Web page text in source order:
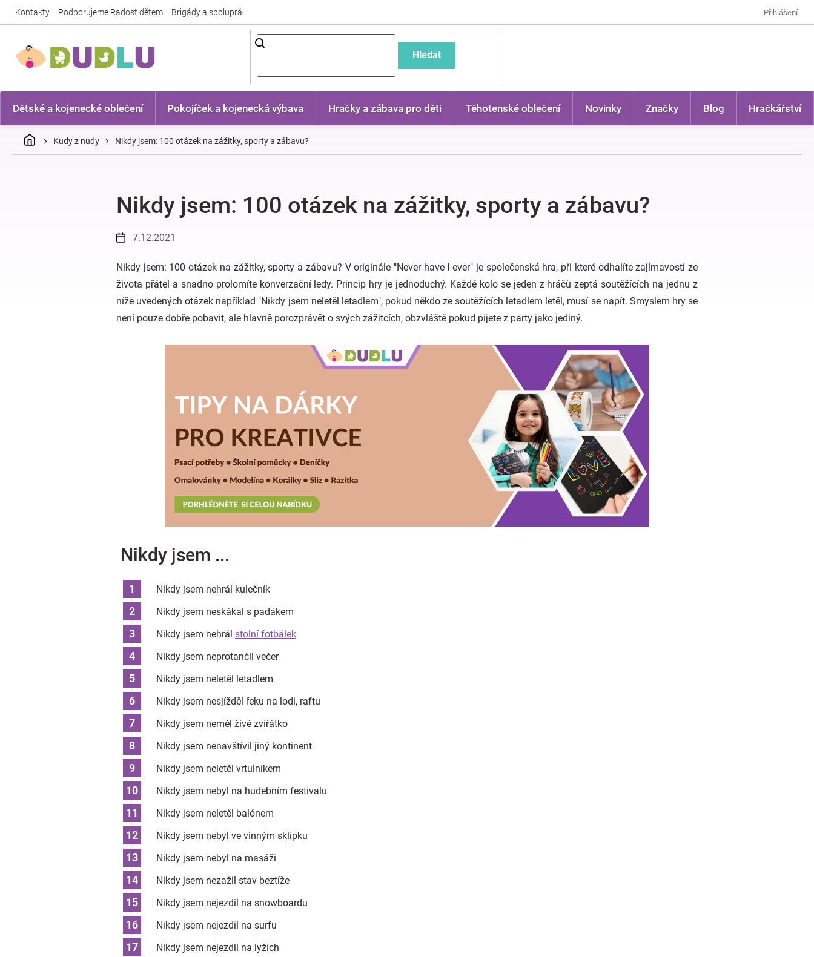
Kontakty Podporujeme Radost dětem Brigády a spolupráce Přihlášení
Hledat
Dětské a kojenecké oblečení Pokojíček a kojenecká výbava Hračky a zábava pro děti Těhotenské oblečení Novinky Značky Blog Hračkářství
DomůKudy z nudy Nikdy jsem: 100 otázek na zážitky, sporty a zábavu?
Nikdy jsem: 100 otázek na zážitky, sporty a zábavu?
7.12.2021
Nikdy jsem: 100 otázek na zážitky, sporty a zábavu? V originále "Never have I ever" je společenská hra, při které odhalíte zajímavosti ze
života přátel a snadno prolomíte konverzační ledy. Princip hry je jednoduchý. Každé kolo se jeden z hráčů zeptá soutěžících na jednu z
níže uvedených otázek například "Nikdy jsem neletěl letadlem", pokud někdo ze soutěžících letadlem letěl, musí se napít. Smyslem hry se
není pouze dobře pobavit, ale hlavně porozprávět o svých zážitcích, obzvláště pokud pijete z party jako jediný.
Nikdy jsem ...
Nikdy jsem nehrál kulečník
Nikdy jsem neskákal s padákem
Nikdy jsem nehrál stolní fotbálek
Nikdy jsem neprotančil večer
Nikdy jsem neletěl letadlem
Nikdy jsem nesjížděl řeku na lodi, raftu
Nikdy jsem neměl živé zvířátko
Nikdy jsem nenavštívil jiný kontinent
Nikdy jsem neletěl vrtulníkem
Nikdy jsem nebyl na hudebním festivalu
Nikdy jsem neletěl balónem
Nikdy jsem nebyl ve vinným sklípku
Nikdy jsem nebyl na masáži
Nikdy jsem nezažil stav beztíže
Nikdy jsem nejezdil na snowboardu
Nikdy jsem nejezdil na surfu
Nikdy jsem nejezdil na lyžích